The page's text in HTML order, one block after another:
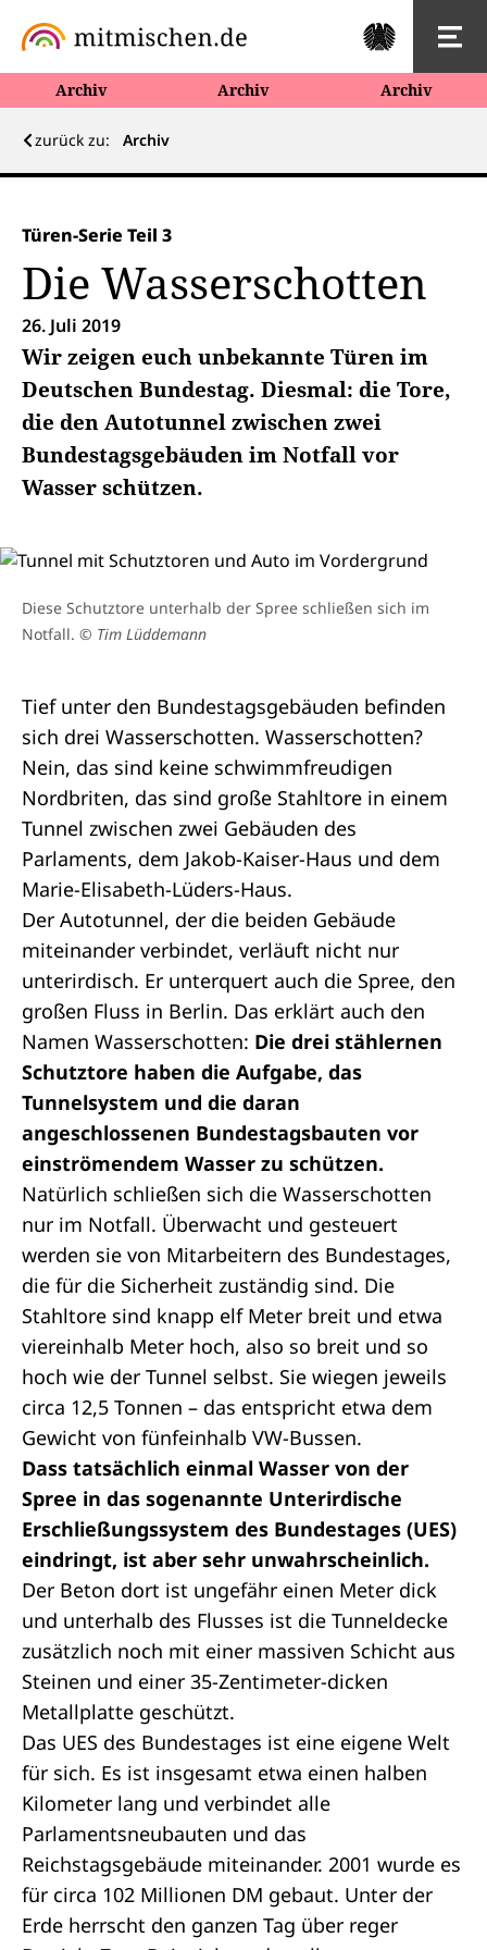
Archiv Archiv Archiv
zurück zu: Archiv
Türen-Serie Teil 3
Die Wasserschotten
26. Juli 2019
Wir zeigen euch unbekannte Türen im
Deutschen Bundestag. Diesmal: die Tore,
die den Autotunnel zwischen zwei
Bundestagsgebäuden im Notfall vor
Wasser schützen.
Diese Schutztore unterhalb der Spree schließen sich im
Notfall. © Tim Lüddemann
Tief unter den Bundestagsgebäuden befinden
sich drei Wasserschotten. Wasserschotten?
Nein, das sind keine schwimmfreudigen
Nordbriten, das sind große Stahltore in einem
Tunnel zwischen zwei Gebäuden des
Parlaments, dem Jakob-Kaiser-Haus und dem
Marie-Elisabeth-Lüders-Haus.
Der Autotunnel, der die beiden Gebäude
miteinander verbindet, verläuft nicht nur
unterirdisch. Er unterquert auch die Spree, den
großen Fluss in Berlin. Das erklärt auch den
Namen Wasserschotten: Die drei stählernen
Schutztore haben die Aufgabe, das
Tunnelsystem und die daran
angeschlossenen Bundestagsbauten vor
einströmendem Wasser zu schützen.
Natürlich schließen sich die Wasserschotten
nur im Notfall. Überwacht und gesteuert
werden sie von Mitarbeitern des Bundestages,
die für die Sicherheit zuständig sind. Die
Stahltore sind knapp elf Meter breit und etwa
viereinhalb Meter hoch, also so breit und so
hoch wie der Tunnel selbst. Sie wiegen jeweils
circa 12,5 Tonnen – das entspricht etwa dem
Gewicht von fünfeinhalb VW-Bussen.
Dass tatsächlich einmal Wasser von der
Spree in das sogenannte Unterirdische
Erschließungssystem des Bundestages (UES)
eindringt, ist aber sehr unwahrscheinlich.
Der Beton dort ist ungefähr einen Meter dick
und unterhalb des Flusses ist die Tunneldecke
zusätzlich noch mit einer massiven Schicht aus
Steinen und einer 35-Zentimeter-dicken
Metallplatte geschützt.
Das UES des Bundestages ist eine eigene Welt
für sich. Es ist insgesamt etwa einen halben
Kilometer lang und verbindet alle
Parlamentsneubauten und das
Reichstagsgebäude miteinander. 2001 wurde es
für circa 102 Millionen DM gebaut. Unter der
Erde herrscht den ganzen Tag über reger